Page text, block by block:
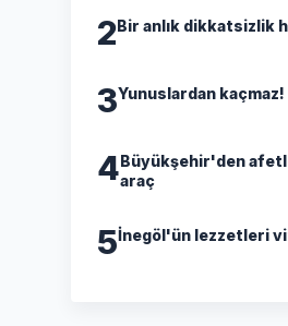
2Bir anlık dikkatsizlik
3Yunuslardan kaçmaz!
4Büyükşehir'den
araç
5İnegöl'ün lezzetleri